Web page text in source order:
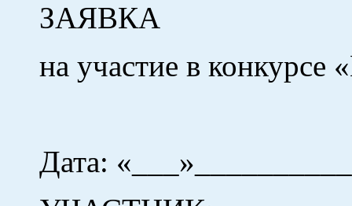
ЗАЯВКА
на участие в конкурсе
Дата: